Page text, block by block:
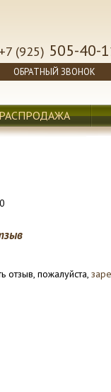
+7 (925) 505-40-
ОБРАТНЫЙ ЗВОНОК
0
отзыв, пожалуйста,